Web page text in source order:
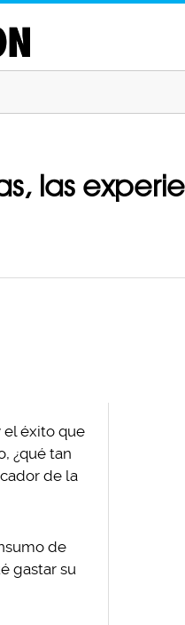
las
el éxito que
¿qué tan
de la
de
gastar su